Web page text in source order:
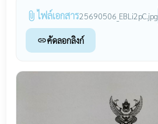
attach_file ไฟล์เอกสาร25690506_EBLi2pC.jpg
linkคัดลอกลิงก์